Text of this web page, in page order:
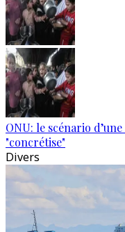
ONU: le scénario
"concrétise"
Divers